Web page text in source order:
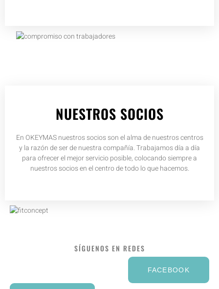
NUESTROS SOCIOS
En OKEYMAS nuestros socios son el alma de nuestros centros
y la razón de ser de nuestra compañía. Trabajamos día a día
para ofrecer el mejor servicio posible, colocando siempre a
nuestros socios en el centro de todo lo que hacemos.
SÍGUENOS EN REDES
FACEBOOK